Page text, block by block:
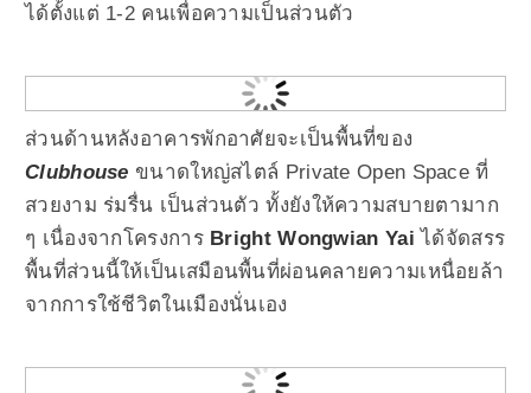
ได้ตั้งแต่ 1-2 คนเพื่อความเป็นส่วนตัว
ส่วนด้านหลังอาคารพักอาศัยจะเป็นพื้นที่ของ
Clubhouse ขนาดใหญ่สไตล์ Private Open Space ที่
สวยงาม ร่มรื่น เป็นส่วนตัว ทั้งยังให้ความสบายตามาก
ๆ เนื่องจากโครงการ Bright Wongwian Yai ได้จัดสรร
พื้นที่ส่วนนี้ให้เป็นเสมือนพื้นที่ผ่อนคลายความเหนื่อยล้า
จากการใช้ชีวิตในเมืองนั่นเอง